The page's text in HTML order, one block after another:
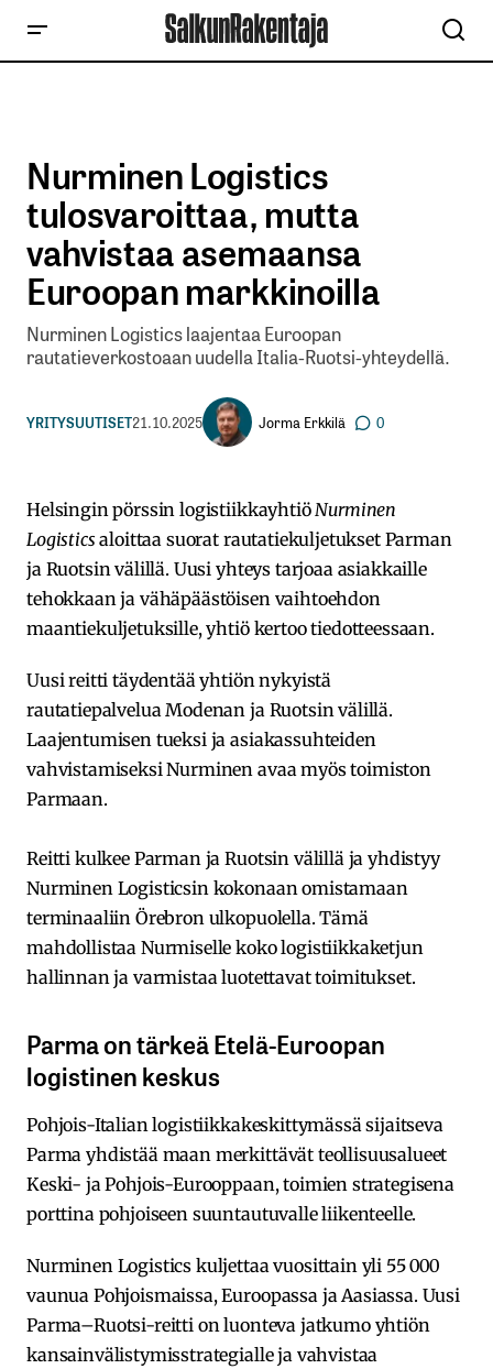
Nurminen Logistics
tulosvaroittaa, mutta
vahvistaa asemaansa
Euroopan markkinoilla
Nurminen Logistics laajentaa Euroopan
rautatieverkostoaan uudella Italia-Ruotsi-yhteydellä.
YRITYSUUTISET21.10.2025 Jorma Erkkilä 0
Helsingin pörssin logistiikkayhtiö Nurminen
Logisticsaloittaa suorat rautatiekuljetukset Parman
ja Ruotsin välillä. Uusi yhteys tarjoaa asiakkaille
tehokkaan ja vähäpäästöisen vaihtoehdon
maantiekuljetuksille, yhtiö kertoo tiedotteessaan.
Uusi reitti täydentää yhtiön nykyistä
rautatiepalvelua Modenan ja Ruotsin välillä.
Laajentumisen tueksi ja asiakassuhteiden
vahvistamiseksi Nurminen avaa myös toimiston
Parmaan.
Reitti kulkee Parman ja Ruotsin välillä ja yhdistyy
Nurminen Logisticsin kokonaan omistamaan
terminaaliin Örebron ulkopuolella. Tämä
mahdollistaa Nurmiselle koko logistiikkaketjun
hallinnan ja varmistaa luotettavat toimitukset.
Parma on tärkeä Etelä-Euroopan
logistinen keskus
Pohjois-Italian logistiikkakeskittymässä sijaitseva
Parma yhdistää maan merkittävät teollisuusalueet
Keski- ja Pohjois-Eurooppaan, toimien strategisena
porttina pohjoiseen suuntautuvalle liikenteelle.
Nurminen Logistics kuljettaa vuosittain yli 55 000
vaunua Pohjoismaissa, Euroopassa ja Aasiassa. Uusi
Parma–Ruotsi-reitti on luonteva jatkumo yhtiön
kansainvälistymisstrategialle ja vahvistaa